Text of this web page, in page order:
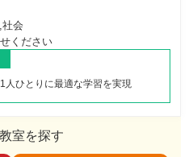
会
ください
人ひとりに最適な学習を実現
室を探す